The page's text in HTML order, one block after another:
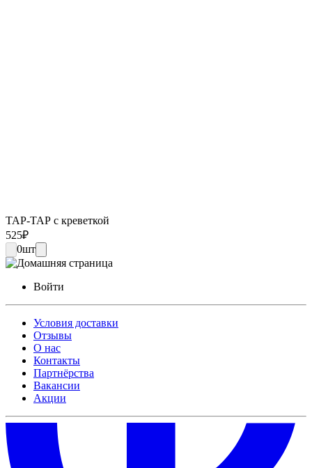
ТАР-ТАР с креветкой
525₽
0шт
Войти
Условия доставки
Отзывы
О нас
Контакты
Партнёрства
Вакансии
Акции